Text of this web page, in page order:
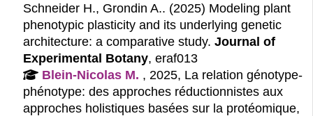
Schneider H., Grondin A.. (2025) Modeling plant
phenotypic plasticity and its underlying genetic
architecture: a comparative study. Journal of
Experimental Botany, eraf013
Blein-Nicolas M. , 2025, La relation génotype-
phénotype: des approches réductionnistes aux
approches holistiques basées sur la protéomique,